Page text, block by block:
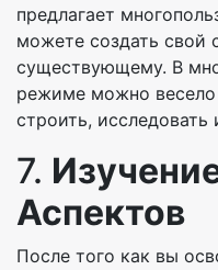
предлагает
можете создать свой
существующему. В
режиме можно весело
строить,
7.
Аспектов
После того как вы